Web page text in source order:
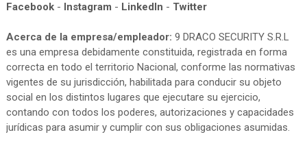
Facebook- Instagram - LinkedIn - Twitter
Acerca de la empresa/empleador: 9 DRACO SECURITY S.R.L
es una empresa debidamente constituida, registrada en forma
correcta en todo el territorio Nacional, conforme las normativas
vigentes de su jurisdicción, habilitada para conducir su objeto
social en los distintos lugares que ejecutare su ejercicio,
contando con todos los poderes, autorizaciones y capacidades
jurídicas para asumir y cumplir con sus obligaciones asumidas.